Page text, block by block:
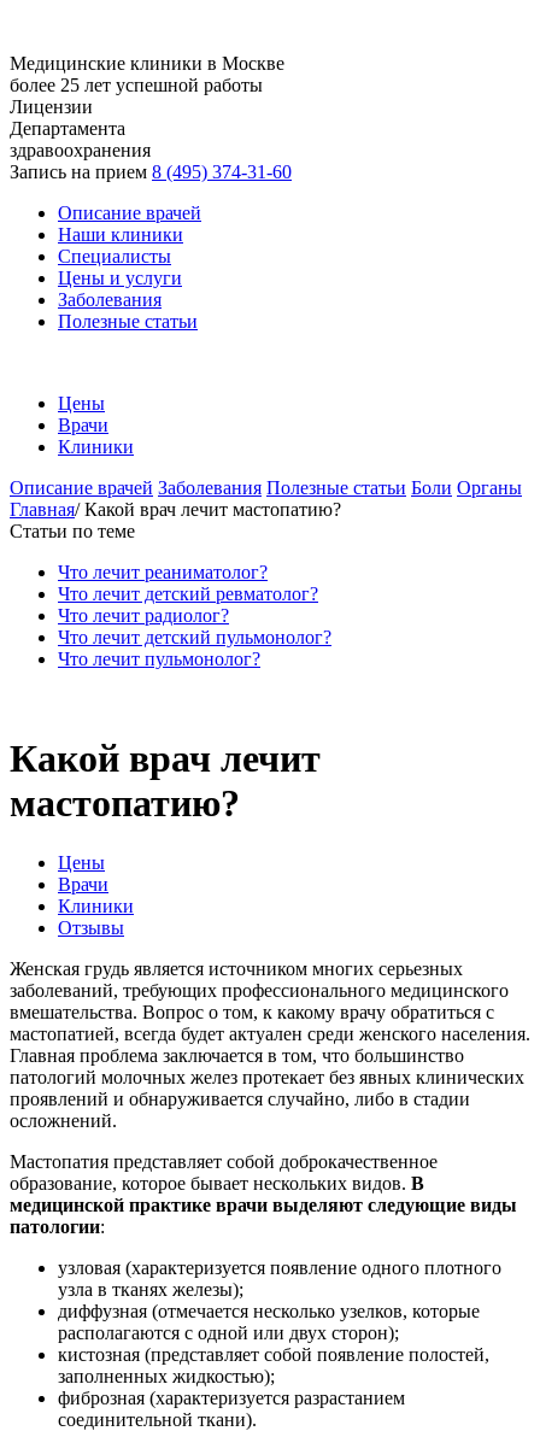
Медицинские клиники в Москве
более 25 лет успешной работы
Лицензии
Департамента
здравоохранения
Запись на прием 8 (495) 374-31-60
Описание врачей
Наши клиники
Специалисты
Цены и услуги
Заболевания
Полезные статьи
Цены
Врачи
Клиники
Описание врачей Заболевания Полезные статьи Боли Органы
Главная/Какой врач лечит мастопатию?
Статьи по теме
Что лечит реаниматолог?
Что лечит детский ревматолог?
Что лечит радиолог?
Что лечит детский пульмонолог?
Что лечит пульмонолог?
Какой врач лечит
мастопатию?
Цены
Врачи
Клиники
Отзывы
Женская грудь является источником многих серьезных
заболеваний, требующих профессионального медицинского
вмешательства. Вопрос о том, к какому врачу обратиться с
мастопатией, всегда будет актуален среди женского населения.
Главная проблема заключается в том, что большинство
патологий молочных желез протекает без явных клинических
проявлений и обнаруживается случайно, либо в стадии
осложнений.
Мастопатия представляет собой доброкачественное
образование, которое бывает нескольких видов. В
медицинской практике врачи выделяют следующие виды
патологии:
узловая (характеризуется появление одного плотного
узла в тканях железы);
диффузная (отмечается несколько узелков, которые
располагаются с одной или двух сторон);
кистозная (представляет собой появление полостей,
заполненных жидкостью);
фиброзная (характеризуется разрастанием
соединительной ткани).